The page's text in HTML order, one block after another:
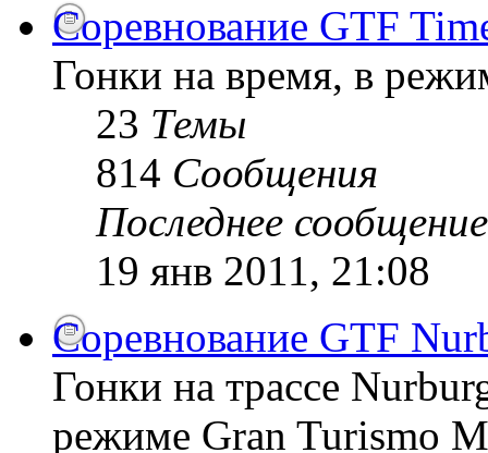
Соревнование GTF
Гонки на время, в
23 Темы
814 Сообщения
Последнее сообщение
19 янв 2011, 21:08
Соревнование GTF
Гонки на трассе
режиме Gran Turismo